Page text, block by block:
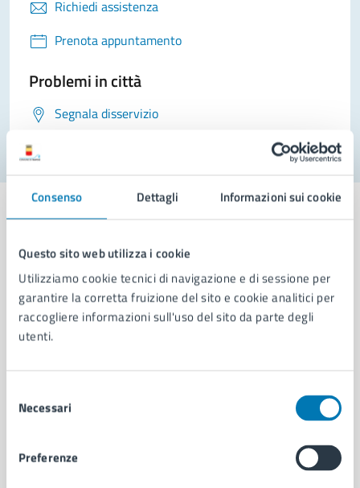
Consenso Dettagli Informazioni sui cookie
Questo sito web utilizza i cookie
Utilizziamo cookie tecnici di navigazione e di sessione per
garantire la corretta fruizione del sito e cookie analitici per
raccogliere informazioni sull'uso del sito da parte degli
utenti.
delNecessari
Preferenze
Richiedi assistenza
Prenota appuntamento
Problemi in città
Segnala disservizio
Comune di Napoli
AMMINISTRAZIONE
Aree amministrative
Uffici
Personale amministrativo